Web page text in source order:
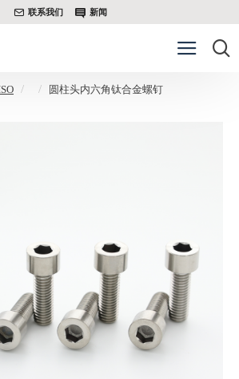
联系我们 新闻
圆柱头内六角钛合金螺钉